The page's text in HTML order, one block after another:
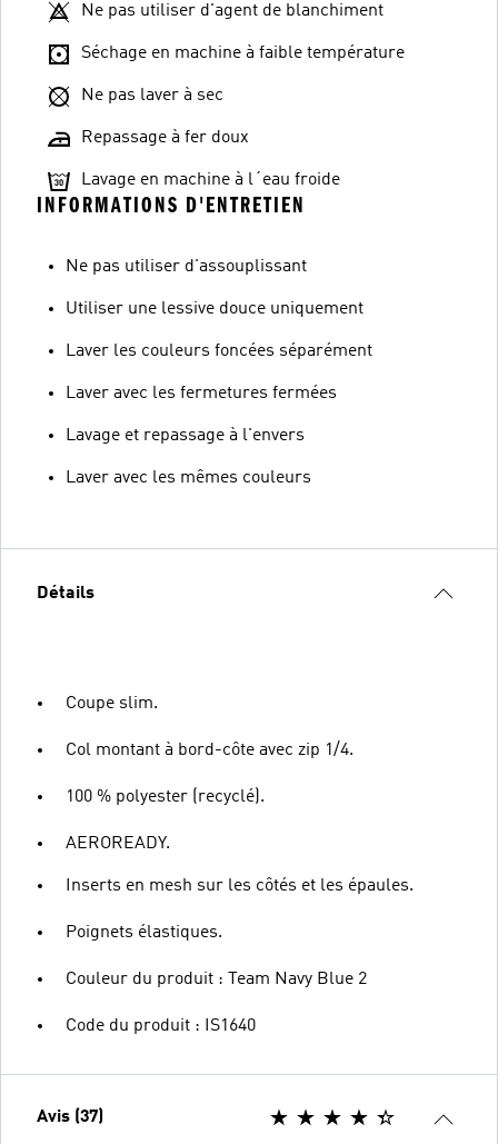
Ne pas utiliser d'agent de blanchiment
Séchage en machine à faible température
Ne pas laver à sec
Repassage à fer doux
Lavage en machine à l´eau froide
INFORMATIONS D'ENTRETIEN
Ne pas utiliser d'assouplissant
Utiliser une lessive douce uniquement
Laver les couleurs foncées séparément
Laver avec les fermetures fermées
Lavage et repassage à l'envers
Laver avec les mêmes couleurs
Détails
Coupe slim.
Col montant à bord-côte avec zip 1/4.
100 % polyester (recyclé).
AEROREADY.
Inserts en mesh sur les côtés et les épaules.
Poignets élastiques.
Couleur du produit : Team Navy Blue 2
Code du produit : IS1640
Avis (37)